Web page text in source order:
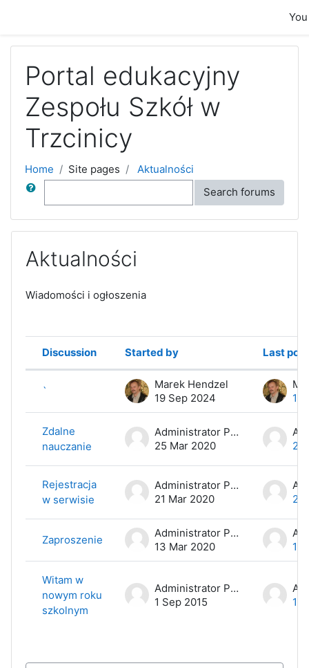
Portal edukacyjny
Zespołu Szkół w
Trzcinicy
Home Site pages
Aktualności
Search
Search forums
Aktualności
Wiadomości i ogłoszenia
List of discussions. Showing 5 of
Status
Discussion Started by Last post
`
Marek Hendzel
19 Sep 2024
19
Zdalne
nauczanie
Administrator Portalu
25 Mar 2020
25
Rejestracja
w serwisie
Administrator Portalu
21 Mar 2020
21
Zaproszenie
Administrator Portalu
13 Mar 2020
13
Witam w
nowym roku
szkolnym
Administrator Portalu
1 Sep 2015
1